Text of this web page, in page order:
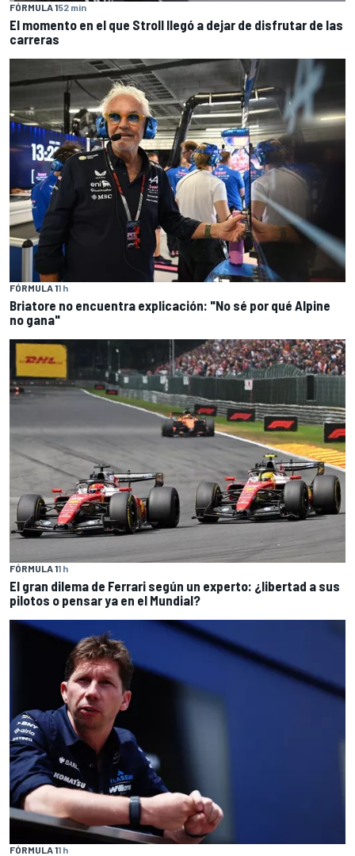
FÓRMULA 152 min
El momento en el que Stroll llegó a dejar de disfrutar de las
carreras
FÓRMULA 11 h
Briatore no encuentra explicación: "No sé por qué Alpine
no gana"
FÓRMULA 11 h
El gran dilema de Ferrari según un experto: ¿libertad a sus
pilotos o pensar ya en el Mundial?
FÓRMULA 11 h